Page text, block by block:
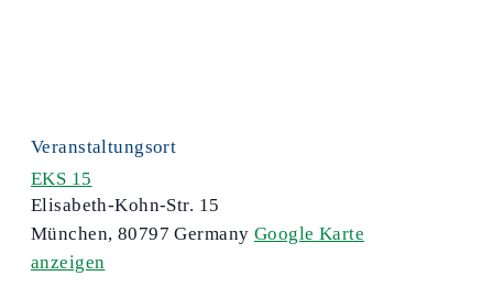
Veranstaltungsort
EKS 15
Elisabeth-Kohn-Str. 15
München, 80797 Germany Google Karte
anzeigen